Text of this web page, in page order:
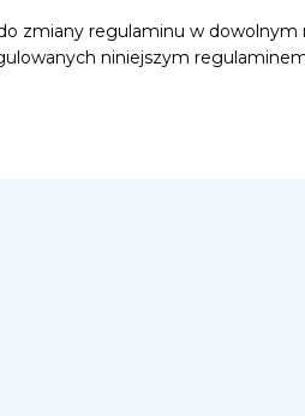
zmiany regulaminu w dowolnym
niniejszym